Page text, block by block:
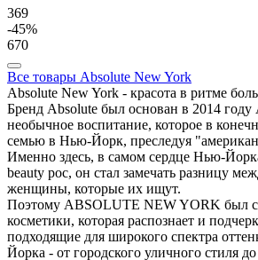
369
-45%
670
Все товары Absolute New York
Absolute New York - красота в ритме
Бренд Absolute был основан в 2014
необычное воспитание, которое в
семью в Нью-Йорк, преследуя
Именно здесь, в самом сердце Нью-
beauty рос, он стал замечать разницу
женщины, которые их ищут.
Поэтому ABSOLUTE NEW YORK был
косметики, которая распознает и
подходящие для широкого спектра
Йорка - от городского уличного стиля